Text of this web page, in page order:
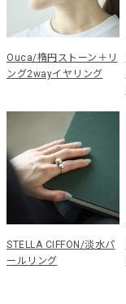
Ouca/楕円ストーン＋リ
ング2wayイヤリング
STELLA CIFFON/淡水パ
ールリング